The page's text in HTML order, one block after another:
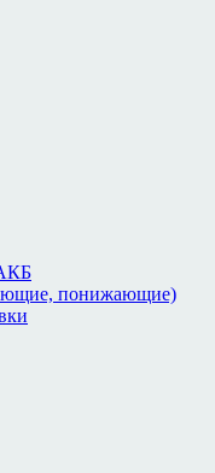
понижающие)